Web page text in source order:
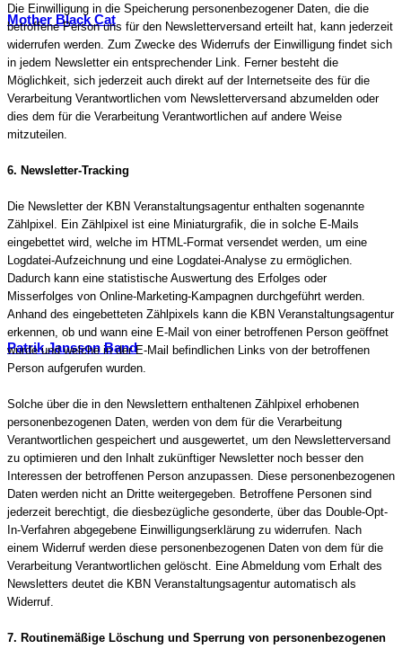
Mother Black Cat
Patrik Jansson Band
Die Einwilligung in die Speicherung personenbezogener Daten, die die
betroffene Person uns für den Newsletterversand erteilt hat, kann jederzeit
widerrufen werden. Zum Zwecke des Widerrufs der Einwilligung findet sich
in jedem Newsletter ein entsprechender Link. Ferner besteht die
Möglichkeit, sich jederzeit auch direkt auf der Internetseite des für die
Verarbeitung Verantwortlichen vom Newsletterversand abzumelden oder
dies dem für die Verarbeitung Verantwortlichen auf andere Weise
mitzuteilen.
6. Newsletter-Tracking
Die Newsletter der KBN Veranstaltungsagentur enthalten sogenannte
Zählpixel. Ein Zählpixel ist eine Miniaturgrafik, die in solche E-Mails
eingebettet wird, welche im HTML-Format versendet werden, um eine
Logdatei-Aufzeichnung und eine Logdatei-Analyse zu ermöglichen.
Dadurch kann eine statistische Auswertung des Erfolges oder
Misserfolges von Online-Marketing-Kampagnen durchgeführt werden.
Anhand des eingebetteten Zählpixels kann die KBN Veranstaltungsagentur
erkennen, ob und wann eine E-Mail von einer betroffenen Person geöffnet
wurde und welche in der E-Mail befindlichen Links von der betroffenen
Person aufgerufen wurden.
Solche über die in den Newslettern enthaltenen Zählpixel erhobenen
personenbezogenen Daten, werden von dem für die Verarbeitung
Verantwortlichen gespeichert und ausgewertet, um den Newsletterversand
zu optimieren und den Inhalt zukünftiger Newsletter noch besser den
Interessen der betroffenen Person anzupassen. Diese personenbezogenen
Daten werden nicht an Dritte weitergegeben. Betroffene Personen sind
jederzeit berechtigt, die diesbezügliche gesonderte, über das Double-Opt-
In-Verfahren abgegebene Einwilligungserklärung zu widerrufen. Nach
einem Widerruf werden diese personenbezogenen Daten von dem für die
Verarbeitung Verantwortlichen gelöscht. Eine Abmeldung vom Erhalt des
Newsletters deutet die KBN Veranstaltungsagentur automatisch als
Widerruf.
7. Routinemäßige Löschung und Sperrung von personenbezogenen